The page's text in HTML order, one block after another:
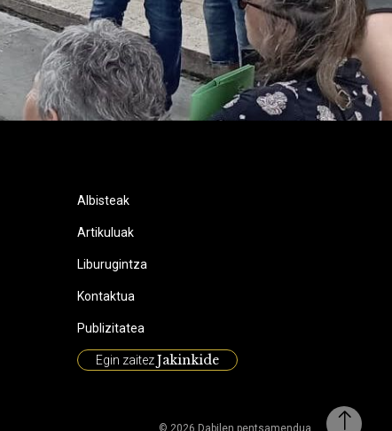
Albisteak
Artikuluak
Liburugintza
Kontaktua
Publizitatea
Egin zaitezJakinkide
© 2026 Dabilen pentsamendua